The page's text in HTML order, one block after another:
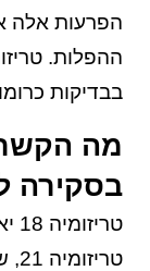
ההפלות.
בבדיקות
בסקירה